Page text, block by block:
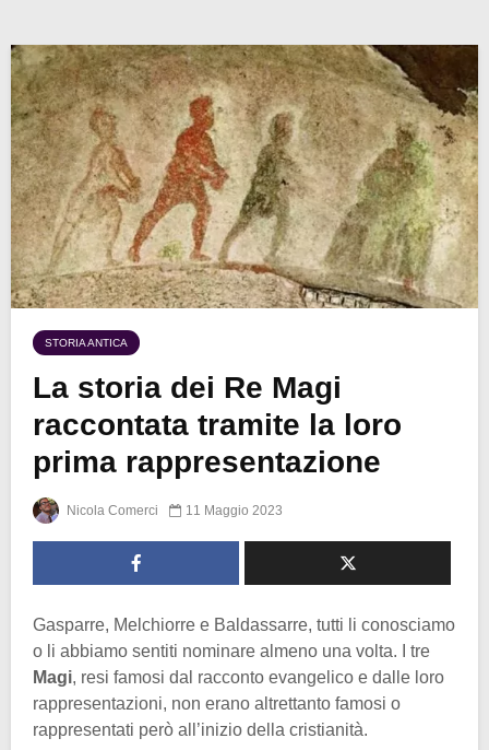
STORIA ANTICA
La storia dei Re Magi
raccontata tramite la loro
prima rappresentazione
Nicola Comerci 11 Maggio 2023
Gasparre, Melchiorre e Baldassarre, tutti li conosciamo
o li abbiamo sentiti nominare almeno una volta. I tre
Magi, resi famosi dal racconto evangelico e dalle loro
rappresentazioni, non erano altrettanto famosi o
rappresentati però all’inizio della cristianità.